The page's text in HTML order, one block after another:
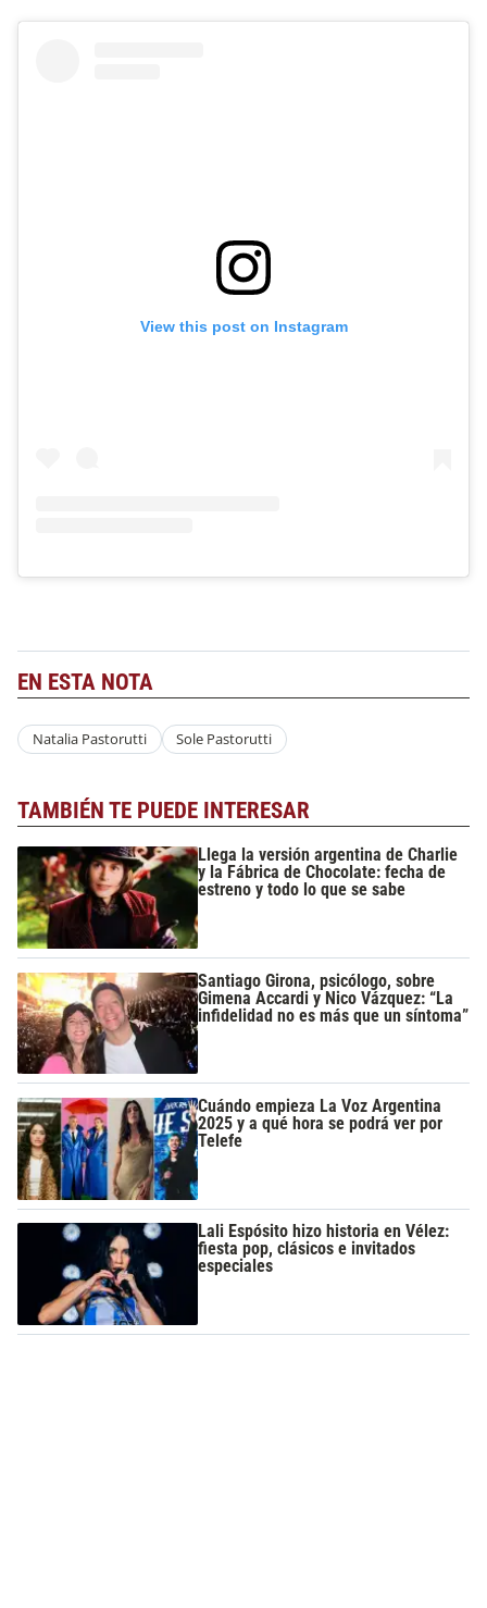
View this post on Instagram
EN ESTA NOTA
Natalia Pastorutti Sole Pastorutti
TAMBIÉN TE PUEDE INTERESAR
Llega la versión argentina de Charlie
y la Fábrica de Chocolate: fecha de
estreno y todo lo que se sabe
Santiago Girona, psicólogo, sobre
Gimena Accardi y Nico Vázquez: “La
infidelidad no es más que un síntoma”
Cuándo empieza La Voz Argentina
2025 y a qué hora se podrá ver por
Telefe
Lali Espósito hizo historia en Vélez:
fiesta pop, clásicos e invitados
especiales